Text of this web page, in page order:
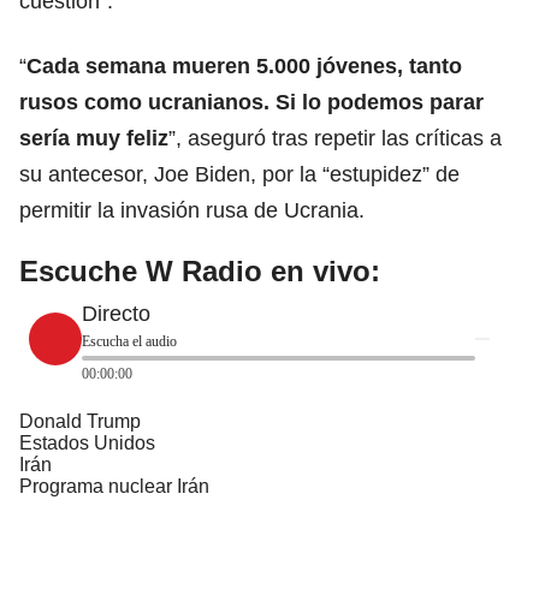
“Cada semana mueren 5.000 jóvenes, tanto
rusos como ucranianos. Si lo podemos parar
sería muy feliz”, aseguró tras repetir las críticas a
su antecesor, Joe Biden, por la “estupidez” de
permitir la invasión rusa de Ucrania.
Escuche W Radio en vivo:
Directo
Escucha el audio
00:00:00
Donald Trump
Estados Unidos
Irán
Programa nuclear Irán